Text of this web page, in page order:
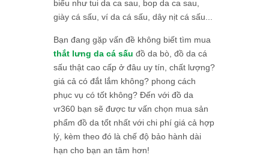
biểu như tui da ca sau, bop da ca sau,
giày cá sấu, ví da cá sấu, dây nịt cá sấu...
Bạn đang gặp vấn đề không biết tìm mua
thắt lưng da cá sấu đồ da bò, đồ da cá
sấu thật cao cấp ở đâu uy tín, chất lượng?
giá cả có đắt lắm không? phong cách
phục vụ có tốt không? Đến với đồ da
vr360 bạn sẽ được tư vấn chọn mua sản
phẩm đồ da tốt nhất với chi phí giá cả hợp
lý, kèm theo đó là chế độ bảo hành dài
hạn cho bạn an tâm hơn!